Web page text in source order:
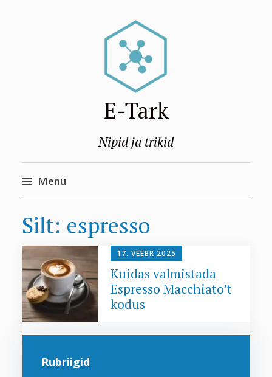
E-Tark
Nipid ja trikid
Menu
to
Silt: espresso
17. VEEBR 2025
Kuidas valmistada
Espresso Macchiato’t
kodus
Rubriigid